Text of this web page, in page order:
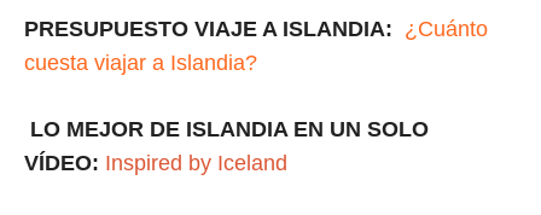
PRESUPUESTO VIAJE A ISLANDIA: ¿Cuánto
cuesta viajar a Islandia?
LO MEJOR DE ISLANDIA EN UN SOLO
VÍDEO: Inspired by Iceland